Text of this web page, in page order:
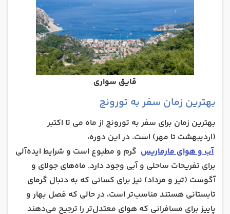
قایق سواری
بهترین زمان سفر به تورونچ
بهترین زمان برای سفر به تورونچ از ماه می تا اکتبر
(اردیبهشت تا مهر) است. در این دوره،
آب و هوای مارماریس گرم و مطبوع است و شرایط ایده‌آلی
برای تفریحات ساحلی و آبی وجود دارد. ماه‌های جولای و
آگوست (تیر و مرداد) نیز برای کسانی که به دنبال گرمای
تابستانی هستند مناسب‌تر است، در حالی که فصل بهار و
پاییز برای مسافرانی که هوای معتدل‌تر را ترجیح می‌دهند